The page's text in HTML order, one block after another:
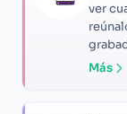
ver
Más